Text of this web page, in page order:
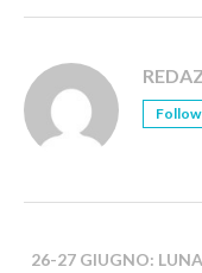
26-27 GIUGNO: